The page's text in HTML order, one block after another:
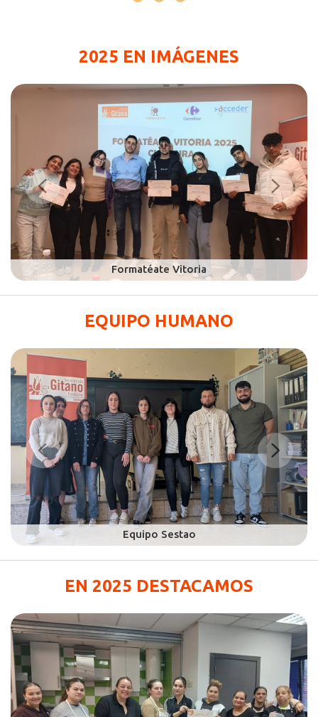
2025 EN IMÁGENES
EQUIPO HUMANO
EN 2025 DESTACAMOS